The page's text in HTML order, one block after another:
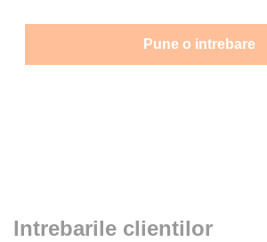
Intrebarile clientilor
Pune o intrebare